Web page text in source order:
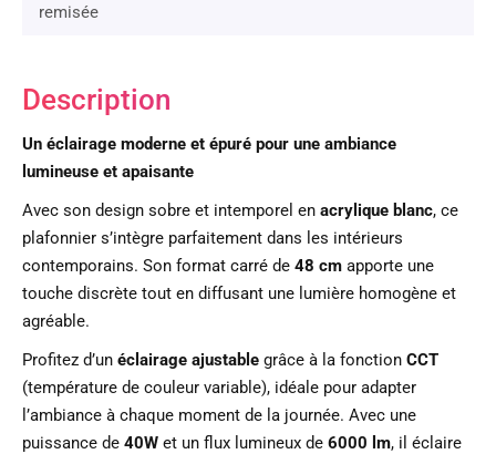
remisée
Description
Un éclairage moderne et épuré pour une ambiance
lumineuse et apaisante
Avec son design sobre et intemporel en acrylique blanc, ce
plafonnier s’intègre parfaitement dans les intérieurs
contemporains. Son format carré de 48 cm apporte une
touche discrète tout en diffusant une lumière homogène et
agréable.
Profitez d’un éclairage ajustable grâce à la fonction CCT
(température de couleur variable), idéale pour adapter
l’ambiance à chaque moment de la journée. Avec une
puissance de 40W et un flux lumineux de 6000 lm, il éclaire